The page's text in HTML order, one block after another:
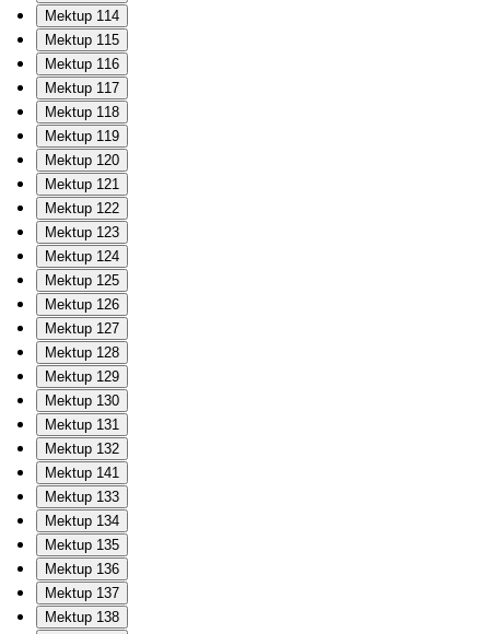
Mektup 114
Mektup 115
Mektup 116
Mektup 117
Mektup 118
Mektup 119
Mektup 120
Mektup 121
Mektup 122
Mektup 123
Mektup 124
Mektup 125
Mektup 126
Mektup 127
Mektup 128
Mektup 129
Mektup 130
Mektup 131
Mektup 132
Mektup 141
Mektup 133
Mektup 134
Mektup 135
Mektup 136
Mektup 137
Mektup 138